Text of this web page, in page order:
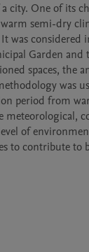
city. One of its
semi-dry
was
Garden and
spaces, the
was
period from
meteorological,
of
to contribute